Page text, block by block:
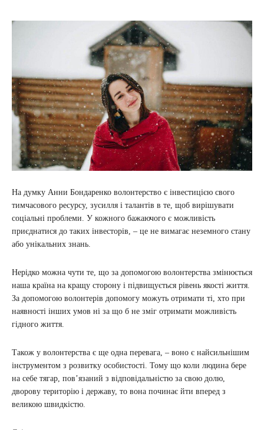
На думку Анни Бондаренко волонтерство є інвестицією свого
тимчасового ресурсу, зусилля і талантів в те, щоб вирішувати
соціальні проблеми. У кожного бажаючого є можливість
приєднатися до таких інвесторів, – це не вимагає неземного стану
або унікальних знань.
Нерідко можна чути те, що за допомогою волонтерства змінюється
наша країна на кращу сторону і підвищується рівень якості життя.
За допомогою волонтерів допомогу можуть отримати ті, хто при
наявності інших умов ні за що б не зміг отримати можливість
гідного життя.
Також у волонтерства є ще одна перевага, – воно є найсильнішим
інструментом з розвитку особистості. Тому що коли людина бере
на себе тягар, пов’язаний з відповідальністю за свою долю,
дворову територію і державу, то вона починає йти вперед з
великою швидкістю.